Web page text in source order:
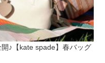
♪【kate spade】春バッグ